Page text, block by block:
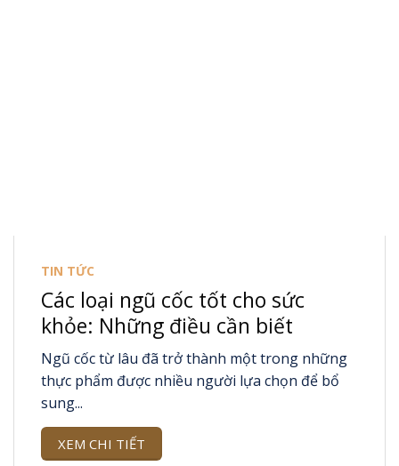
TIN TỨC
Các loại ngũ cốc tốt cho sức
khỏe: Những điều cần biết
Ngũ cốc từ lâu đã trở thành một trong những
thực phẩm được nhiều người lựa chọn để bổ
sung...
XEM CHI TIẾT